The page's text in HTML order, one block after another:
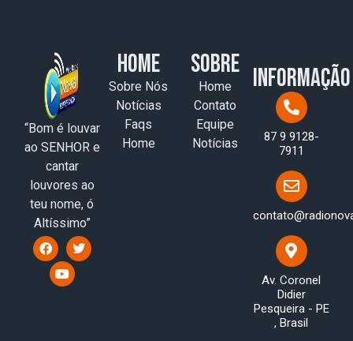
“Bom é louvar
ao SENHOR e
cantar
louvores ao
teu nome, ó
Altíssimo”
Home
Sobre Nós
Notícias
Faqs
Home
Sobre
Home
Contato
Equipe
Notícias
Informação
87 9 9128-
7911
Av. Coronel
Didier
Pesqueira - PE
, Brasil